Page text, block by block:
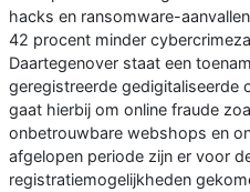
hacks en ransomware-
42 procent minder
Daartegenover staat een
geregistreerde gedigitaliseerde
gaat hierbij om online fraude
onbetrouwbare webshops en
afgelopen periode zijn er voor
registratiemogelijkheden